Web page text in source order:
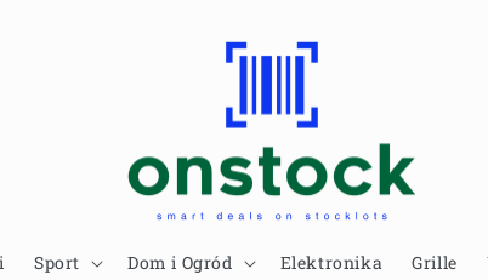
Sport Dom i Ogród Elektronika Grille